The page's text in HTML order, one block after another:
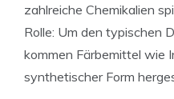
zahlreiche Chemikalien
Rolle: Um den typischen
kommen Färbemittel wie
synthetischer Form